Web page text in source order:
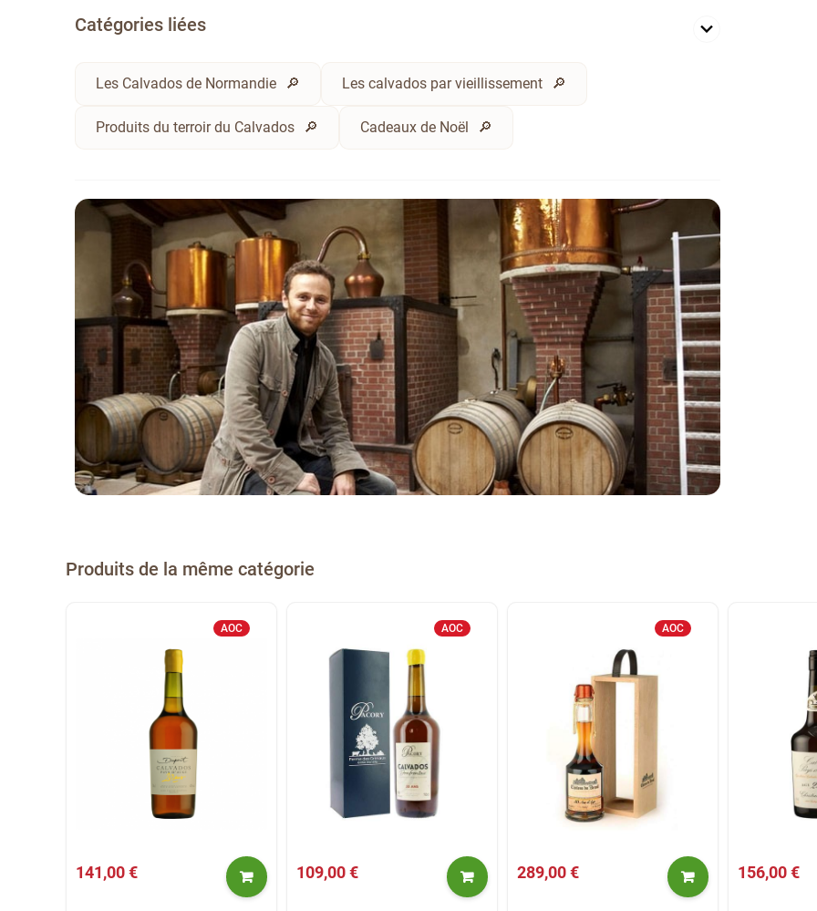
Catégories liées
Les Calvados de Normandie Les calvados par vieillissement
Produits du terroir du Calvados Cadeaux de Noël
Produits de la même catégorie
AOC
141,00 €
AOC
109,00 €
AOC
289,00 € 156,00 €